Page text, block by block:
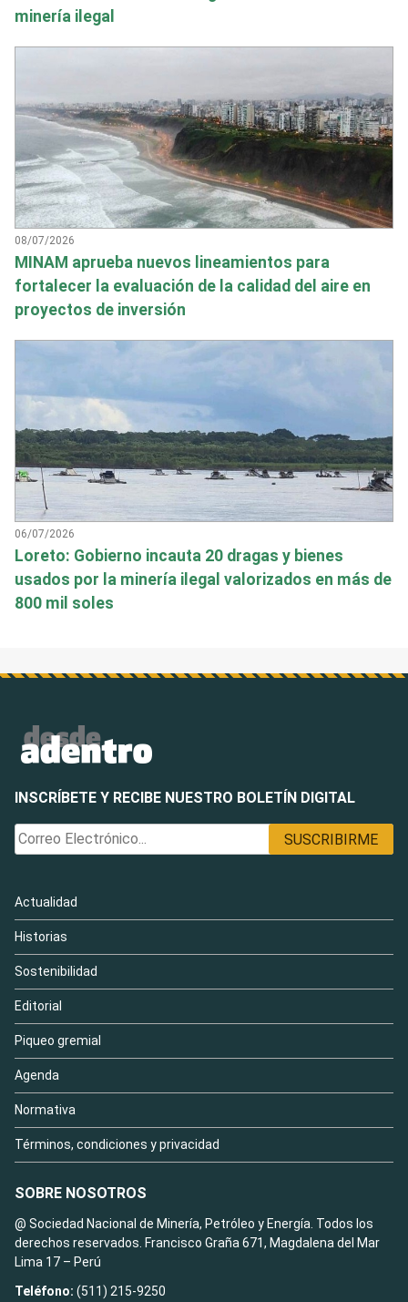
minería ilegal
08/07/2026
MINAM aprueba nuevos lineamientos para
fortalecer la evaluación de la calidad del aire en
proyectos de inversión
06/07/2026
Loreto: Gobierno incauta 20 dragas y bienes
usados por la minería ilegal valorizados en más de
800 mil soles
INSCRÍBETE Y RECIBE NUESTRO BOLETÍN DIGITAL
Actualidad
Historias
Sostenibilidad
Editorial
Piqueo gremial
Agenda
Normativa
Términos, condiciones y privacidad
SOBRE NOSOTROS
@ Sociedad Nacional de Minería, Petróleo y Energía. Todos los
derechos reservados. Francisco Graña 671, Magdalena del Mar
Lima 17 – Perú
Teléfono: (511) 215-9250